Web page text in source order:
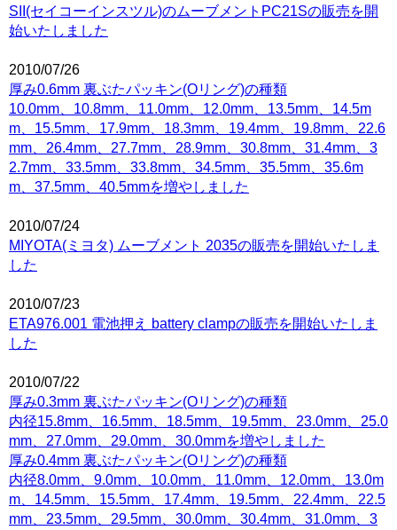
SII(セイコーインスツル)のムーブメントPC21Sの販売を開
始いたしました
2010/07/26
厚み0.6mm 裏ぶたパッキン(Oリング)の種類
10.0mm、10.8mm、11.0mm、12.0mm、13.5mm、14.5m
m、15.5mm、17.9mm、18.3mm、19.4mm、19.8mm、22.6
mm、26.4mm、27.7mm、28.9mm、30.8mm、31.4mm、3
2.7mm、33.5mm、33.8mm、34.5mm、35.5mm、35.6m
m、37.5mm、40.5mmを増やしました
2010/07/24
MIYOTA(ミヨタ) ムーブメント 2035の販売を開始いたしま
した
2010/07/23
ETA976.001 電池押え battery clampの販売を開始いたしま
した
2010/07/22
厚み0.3mm 裏ぶたパッキン(Oリング)の種類
内径15.8mm、16.5mm、18.5mm、19.5mm、23.0mm、25.0
mm、27.0mm、29.0mm、30.0mmを増やしました
厚み0.4mm 裏ぶたパッキン(Oリング)の種類
内径8.0mm、9.0mm、10.0mm、11.0mm、12.0mm、13.0m
m、14.5mm、15.5mm、17.4mm、19.5mm、22.4mm、22.5
mm、23.5mm、29.5mm、30.0mm、30.4mm、31.0mm、3